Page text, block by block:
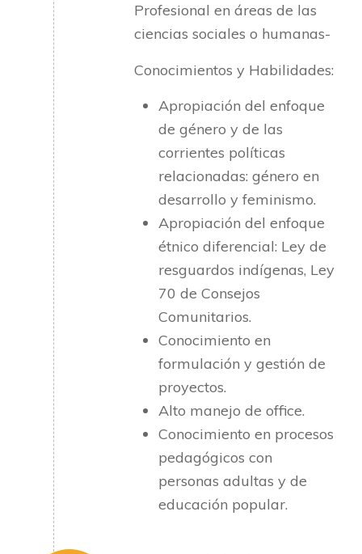
Profesional en áreas de las
ciencias sociales o humanas-
Conocimientos y Habilidades:
Apropiación del enfoque
de género y de las
corrientes políticas
relacionadas: género en
desarrollo y feminismo.
Apropiación del enfoque
étnico diferencial: Ley de
resguardos indígenas, Ley
70 de Consejos
Comunitarios.
Conocimiento en
formulación y gestión de
proyectos.
Alto manejo de office.
Conocimiento en procesos
pedagógicos con
personas adultas y de
educación popular.